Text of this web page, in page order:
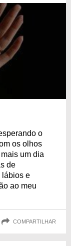
o
os olhos
um dia
de
lábios e
ao meu
COMPARTILHAR